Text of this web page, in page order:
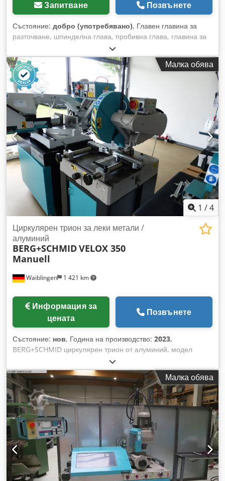
Запитване Позвънете
Състояние: добро (употребявано), Главен главина за
разточване, шпинделна глава, пробивна глава, главина за
нарязване, главина за нарязване, шпинделна пробивна
глава, главина за разпробиване, шпинделен инструмент,
челна и разточна глава челна и разточна глава, тип -
Захват: MK4 Djdpfx Ahem Dyhmjyskr - Размери: 222/87/80
мм - Тегло: 3,1 кг
Малка обява
1 /4
Waiblingen 1 421 km
Циркулярен трион за леки метали /
алуминий
BERG+SCHMIDVELOX 350
Manuell
Информация за
цената
Позвънете
Състояние: нов, Година на производство: 2023,
BERG+SCHMID циркулярен трион от алуминий, модел
VELOX 350, ръчно управление, регулируема скорост:
1800+3600 об./мин. • Наклон вляво и вдясно: 45° • Наклон
на главата до 45° (с превключвател) • Въртяща се маса с
лагери Dksdpfx Aher Ilktjyer • Основа на машината • Най-
високо качество на рязане чрез абсорбиране на
вибрациите • Много плавно рязане • Лесно стартиране и
висока производителност • Шаси на машината с чекмедже
за събиране на стружки Размери на диска: 350x32 мм
Допълнителни аксесоари като дискове, ролкови конвейери,
ограничители, система за минимално смазване и др. се
доставят при заявка! Срок за доставка: от склад
Вайблинген, Байнщайн.
Малка обява